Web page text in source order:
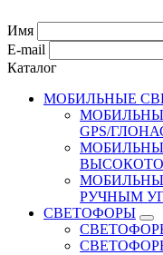
Имя
E-mail
Каталог
МОБИЛЬНЫЕ
GPS/
РУЧНЫМ
СВЕТОФОРЫ